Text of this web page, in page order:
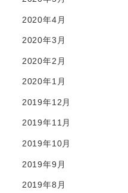
2020年4月
2020年3月
2020年2月
2020年1月
2019年12月
2019年11月
2019年10月
2019年9月
2019年8月